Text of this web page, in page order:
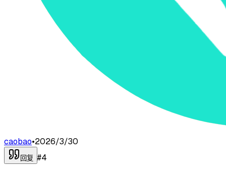
caobao•2026/3/30
回复 #4